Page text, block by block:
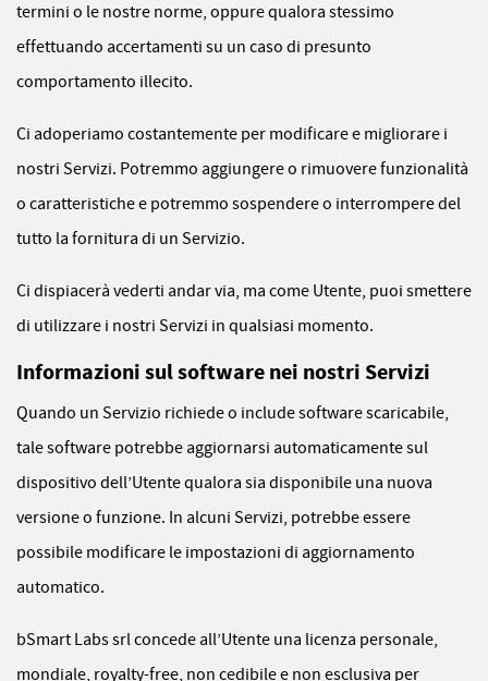
termini o le nostre norme, oppure qualora stessimo
effettuando accertamenti su un caso di presunto
comportamento illecito.
Ci adoperiamo costantemente per modificare e migliorare i
nostri Servizi. Potremmo aggiungere o rimuovere funzionalità
o caratteristiche e potremmo sospendere o interrompere del
tutto la fornitura di un Servizio.
Ci dispiacerà vederti andar via, ma come Utente, puoi smettere
di utilizzare i nostri Servizi in qualsiasi momento.
Informazioni sul software nei nostri Servizi
Quando un Servizio richiede o include software scaricabile,
tale software potrebbe aggiornarsi automaticamente sul
dispositivo dell’Utente qualora sia disponibile una nuova
versione o funzione. In alcuni Servizi, potrebbe essere
possibile modificare le impostazioni di aggiornamento
automatico.
bSmart Labs srl concede all’Utente una licenza personale,
mondiale, royalty-free, non cedibile e non esclusiva per